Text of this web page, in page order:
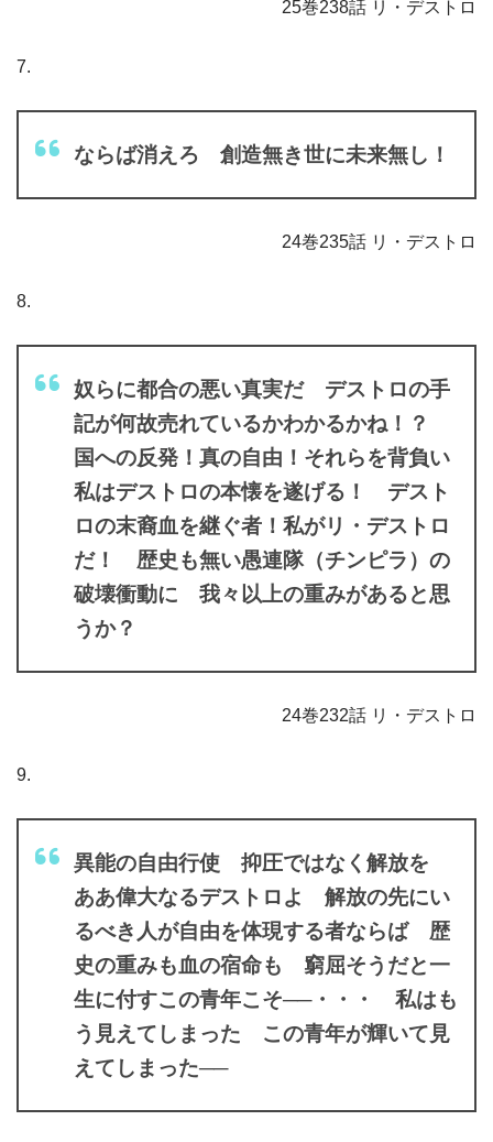
25巻238話 リ・デストロ
7.
ならば消えろ 創造無き世に未来無し！
24巻235話 リ・デストロ
8.
奴らに都合の悪い真実だ デストロの手
記が何故売れているかわかるかね！？
国への反発！真の自由！それらを背負い
私はデストロの本懐を遂げる！ デスト
ロの末裔血を継ぐ者！私がリ・デストロ
だ！ 歴史も無い愚連隊（チンピラ）の
破壊衝動に 我々以上の重みがあると思
うか？
24巻232話 リ・デストロ
9.
異能の自由行使 抑圧ではなく解放を
ああ偉大なるデストロよ 解放の先にい
るべき人が自由を体現する者ならば 歴
史の重みも血の宿命も 窮屈そうだと一
生に付すこの青年こそ──・・・ 私はも
う見えてしまった この青年が輝いて見
えてしまった──